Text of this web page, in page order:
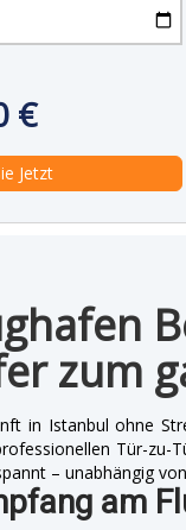
€
zum
in Istanbul ohne
Tür-zu-
– unabhängig
am